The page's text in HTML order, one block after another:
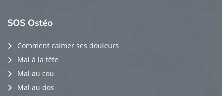
SOS Ostéo
Comment calmer ses douleurs
Mal à la tête
Mal au cou
Mal au dos